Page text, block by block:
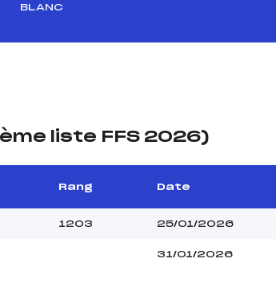
BLANC
liste FFS 2026)
Rang Date
1203 25/01/2026
31/01/2026